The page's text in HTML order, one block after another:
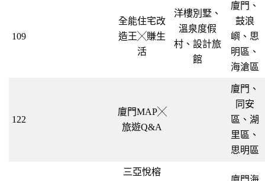
109
全能住宅改
造王╳賺生
活
洋樓別墅、
溫泉度假
村、設計旅
館
廈門、
鼓浪
嶼、思
明區、
海滄區
122
廈門MAP╳
旅遊Q&A
廈門、
同安
區、湖
里區、
思明區
三亞悅榕